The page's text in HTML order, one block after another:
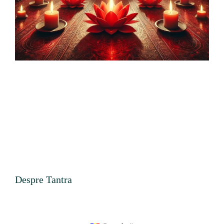
Despre Tantra